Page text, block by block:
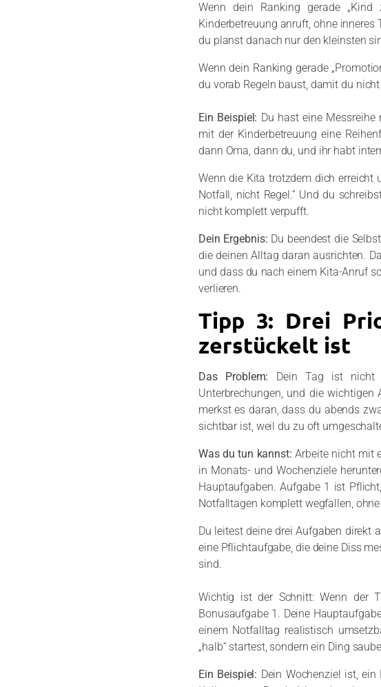
Wenn dein Ranking gerade
Kinderbetreuung anruft, ohne
du planst danach nur den kleinsten
Wenn dein Ranking gerade
du vorab Regeln baust, damit du
Ein Beispiel: Du hast eine
mit der Kinderbetreuung eine
dann Oma, dann du, und ihr habt
Wenn die Kita trotzdem dich erreicht
Notfall, nicht Regel.“ Und du
nicht komplett verpufft.
Dein Ergebnis: Du beendest die
die deinen Alltag daran ausrichten.
und dass du nach einem Kita-Anruf
verlieren.
Tipp 3: Drei
zerstückelt ist
Das Problem:
Dein Tag ist nicht
Unterbrechungen, und die
merkst es daran, dass du abends
sichtbar ist, weil du zu oft
Was du tun kannst:Arbeite nicht mit
in Monats- und Wochenziele
Hauptaufgaben. Aufgabe 1 ist
Notfalltagen komplett wegfallen,
Du leitest deine drei Aufgaben direkt
eine Pflichtaufgabe, die deine Diss
sind.
Wichtig ist der Schnitt: Wenn der
Bonusaufgabe 1. Deine
einem Notfalltag realistisch
„halb“ startest, sondern ein Ding
Ein Beispiel: Dein Wochenziel ist,